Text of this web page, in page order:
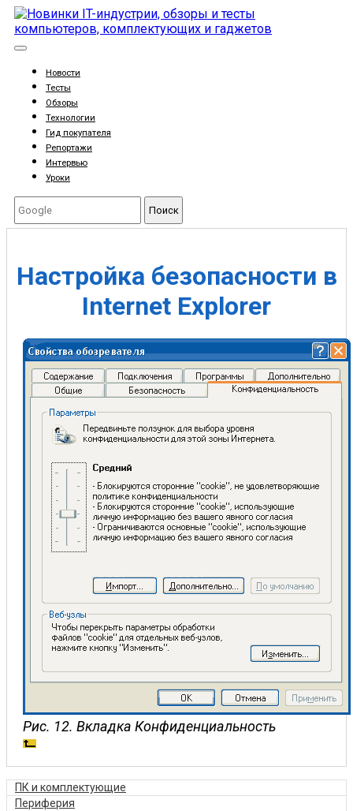
Новости
Тесты
Обзоры
Технологии
Гид покупателя
Репортажи
Интервью
Уроки
Поиск
Настройка безопасности в
Internet Explorer
Рис. 12. Вкладка Конфиденциальность
ПК и комплектующие
Периферия